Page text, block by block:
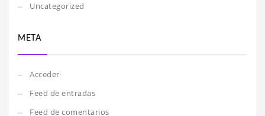
Uncategorized
META
Acceder
Feed de entradas
Feed de comentarios